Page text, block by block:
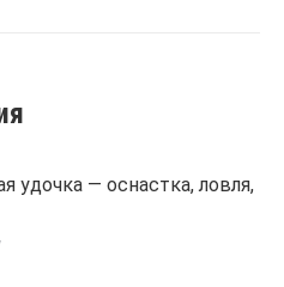
удочка — оснастка, ловля,